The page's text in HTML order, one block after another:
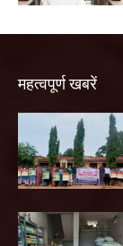
महत्वपूर्ण खबरें